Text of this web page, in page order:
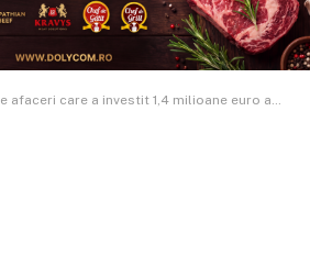
investit 1,4 milioane euro acuză autoritățile de mediu: „Mă obligă să chinui animalele ca să mă poată amenda”